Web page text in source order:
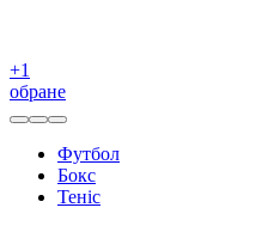
+1
обране
Футбол
Бокс
Теніс